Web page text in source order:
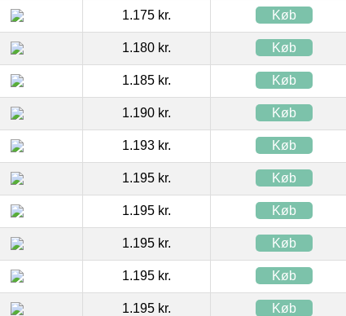
1.175 kr. Køb
1.180 kr. Køb
1.185 kr. Køb
1.190 kr. Køb
1.193 kr. Køb
1.195 kr. Køb
1.195 kr. Køb
1.195 kr. Køb
1.195 kr. Køb
1.195 kr. Køb